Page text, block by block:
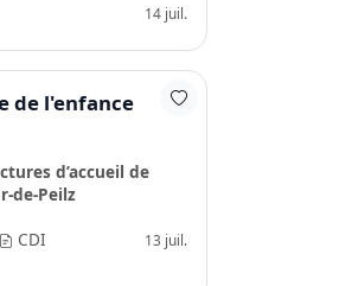
14 juil.
de l'enfance
d’accueil de
de-Peilz
CDI 13 juil.